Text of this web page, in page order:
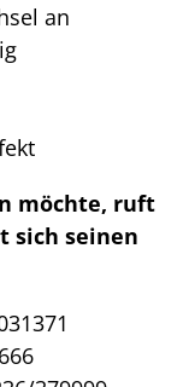
an
möchte, ruft
sich seinen